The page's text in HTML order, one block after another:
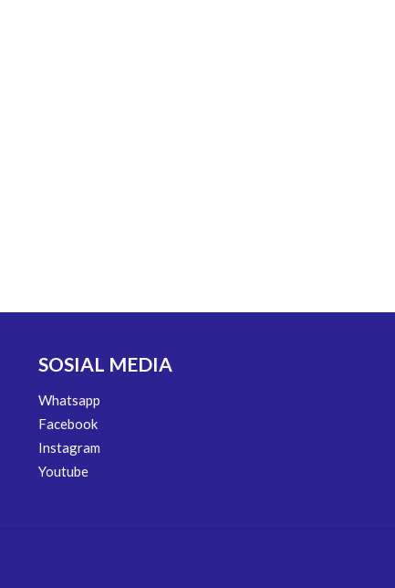
SOSIAL MEDIA
Whatsapp
Facebook
Instagram
Youtube